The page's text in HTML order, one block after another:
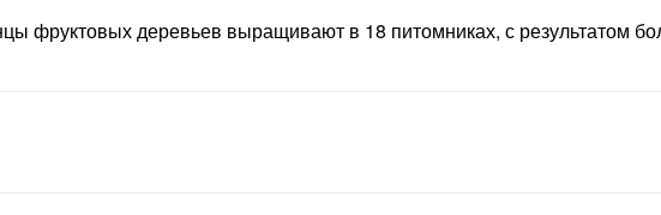
фруктовых деревьев выращивают в 18 питомниках, с результатом